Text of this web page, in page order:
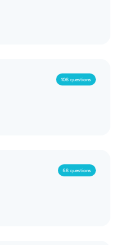
108 questions
68 questions